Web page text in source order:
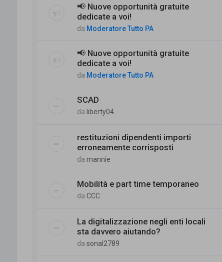
📢 Nuove opportunità gratuite
dedicate a voi!
da Moderatore Tutto PA
📢 Nuove opportunità gratuite
dedicate a voi!
da Moderatore Tutto PA
SCAD
da liberty04
restituzioni dipendenti importi
erroneamente corrisposti
da mannie
Mobilità e part time temporaneo
da CCC
La digitalizzazione negli enti locali
sta davvero aiutando?
da sonal2789